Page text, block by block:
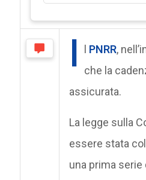
I l PNRR,
che la
assicurata.
La legge sulla
essere stata
una prima